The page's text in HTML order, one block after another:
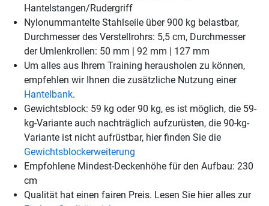
Hantelstangen/Rudergriff
Nylonummantelte Stahlseile über 900 kg belastbar,
Durchmesser des Verstellrohrs: 5,5 cm, Durchmesser
der Umlenkrollen: 50 mm | 92 mm | 127 mm
Um alles aus Ihrem Training herausholen zu können,
empfehlen wir Ihnen die zusätzliche Nutzung einer
Hantelbank.
Gewichtsblock: 59 kg oder 90 kg, es ist möglich, die 59-
kg-Variante auch nachträglich aufzurüsten, die 90-kg-
Variante ist nicht aufrüstbar, hier finden Sie die
Gewichtsblockerweiterung
Empfohlene Mindest-Deckenhöhe für den Aufbau: 230
cm
Qualität hat einen fairen Preis. Lesen Sie hier alles zur